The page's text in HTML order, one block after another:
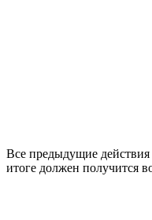
Все предыдущие
итоге должен получится